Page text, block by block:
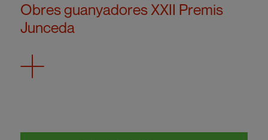
Obres guanyadores XXII Premis
Junceda